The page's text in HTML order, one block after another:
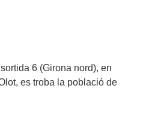
6 (Girona nord), en
es troba la població de